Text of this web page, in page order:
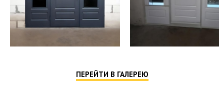
ПЕРЕЙТИ В ГАЛЕРЕЮ